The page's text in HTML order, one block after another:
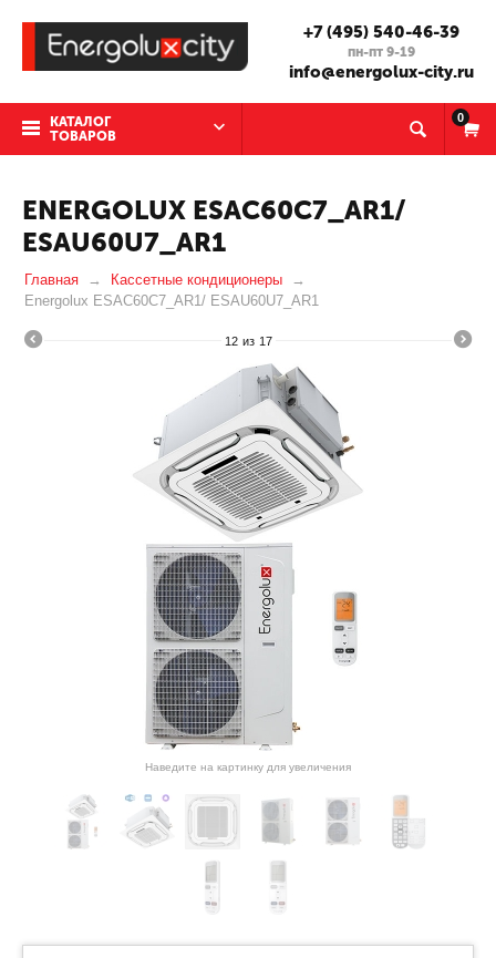
+7 (495) 540-46-39
пн-пт 9-19
info@energolux-city.ru
КАТАЛОГ
ТОВАРОВ
0
ENERGOLUX ESAC60C7_AR1/
ESAU60U7_AR1
Главная
Кассетные кондиционеры
Energolux ESAC60C7_AR1/ ESAU60U7_AR1
12 из 17
Наведите на картинку для увеличения